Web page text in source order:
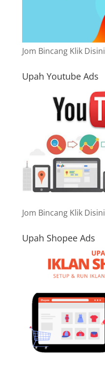
Jom Bincang Klik Disini
Upah Youtube Ads
Jom Bincang Klik Disini
Upah Shopee Ads